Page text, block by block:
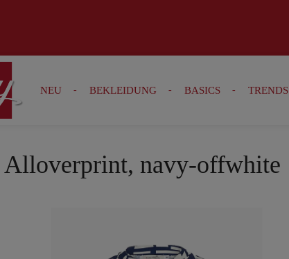
springen
NEU BEKLEIDUNG BASICS TRENDS
Alloverprint, navy-offwhite